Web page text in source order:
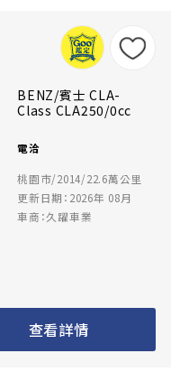
BENZ/賓士 CLA-
Class CLA250/0cc
電洽
桃園市/2014/22.6萬公里
更新日期：2026年 08月
車商：久躍車業
查看詳情